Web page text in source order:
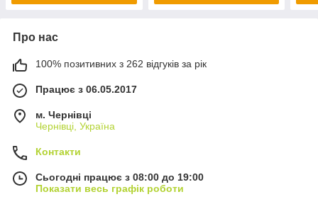
Про нас
100% позитивних з 262 відгуків за рік
Працює з 06.05.2017
м. Чернівці
Чернівці, Україна
Контакти
Сьогодні працює з 08:00 до 19:00
Показати весь графік роботи